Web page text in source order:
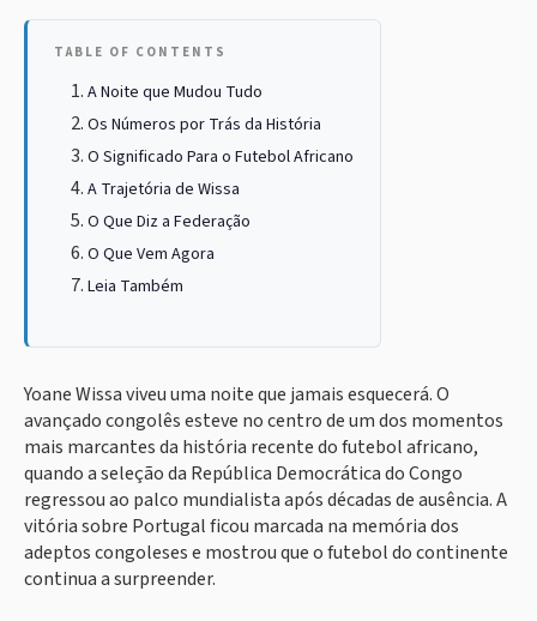
TABLE OF CONTENTS
A Noite que Mudou Tudo
Os Números por Trás da História
O Significado Para o Futebol Africano
A Trajetória de Wissa
O Que Diz a Federação
O Que Vem Agora
Leia Também
Yoane Wissa viveu uma noite que jamais esquecerá. O
avançado congolês esteve no centro de um dos momentos
mais marcantes da história recente do futebol africano,
quando a seleção da República Democrática do Congo
regressou ao palco mundialista após décadas de ausência. A
vitória sobre Portugal ficou marcada na memória dos
adeptos congoleses e mostrou que o futebol do continente
continua a surpreender.